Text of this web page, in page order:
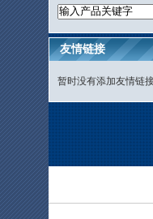
友情链接
暂时没有添加友情链接